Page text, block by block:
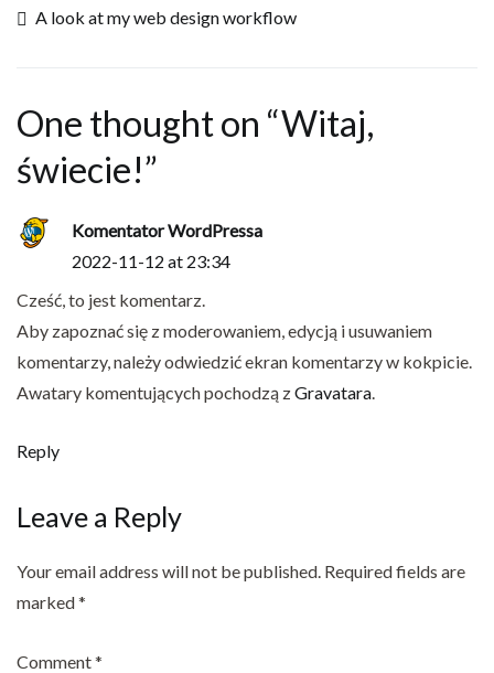
Post
A look at my web design workflow
One thought on “Witaj,
świecie!”
Komentator WordPressa
2022-11-12 at 23:34
Cześć, to jest komentarz.
Aby zapoznać się z moderowaniem, edycją i usuwaniem
komentarzy, należy odwiedzić ekran komentarzy w kokpicie.
Awatary komentujących pochodzą zGravatara.
Reply
Leave a Reply
Your email address will not be published. Required fields are
marked*
Comment*